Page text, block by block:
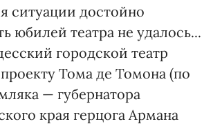
ситуации достойно
юбилей театра не удалось...
городской театр
Тома де Томона (по
— губернатора
края герцога Армана